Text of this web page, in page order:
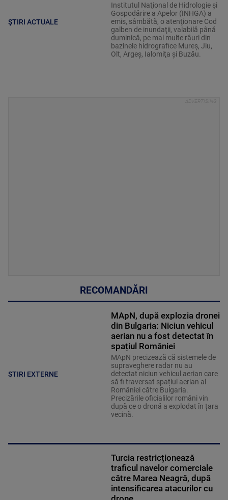
ȘTIRI ACTUALE
Institutul Naţional de Hidrologie şi
Gospodărire a Apelor (INHGA) a
emis, sâmbătă, o atenţionare Cod
galben de inundaţii, valabilă până
duminică, pe mai multe râuri din
bazinele hidrografice Mureş, Jiu,
Olt, Argeş, Ialomiţa şi Buzău.
RECOMANDĂRI
STIRI EXTERNE
MApN, după explozia dronei
din Bulgaria: Niciun vehicul
aerian nu a fost detectat în
spațiul României
MApN precizează că sistemele de
supraveghere radar nu au
detectat niciun vehicul aerian care
să fi traversat spațiul aerian al
României către Bulgaria.
Precizările oficialilor români vin
după ce o dronă a explodat în țara
vecină.
Turcia restricționează
traficul navelor comerciale
către Marea Neagră, după
intensificarea atacurilor cu